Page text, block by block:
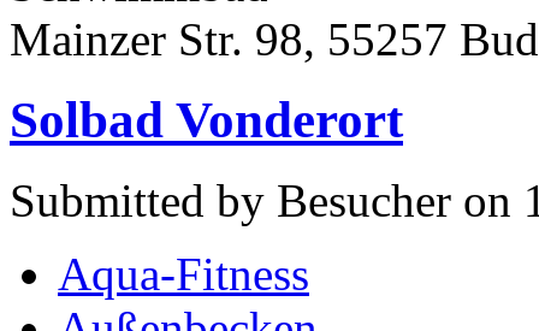
Mainzer Str. 98, 55257
Solbad Vonderort
Submitted by Besucher on
Aqua-Fitness